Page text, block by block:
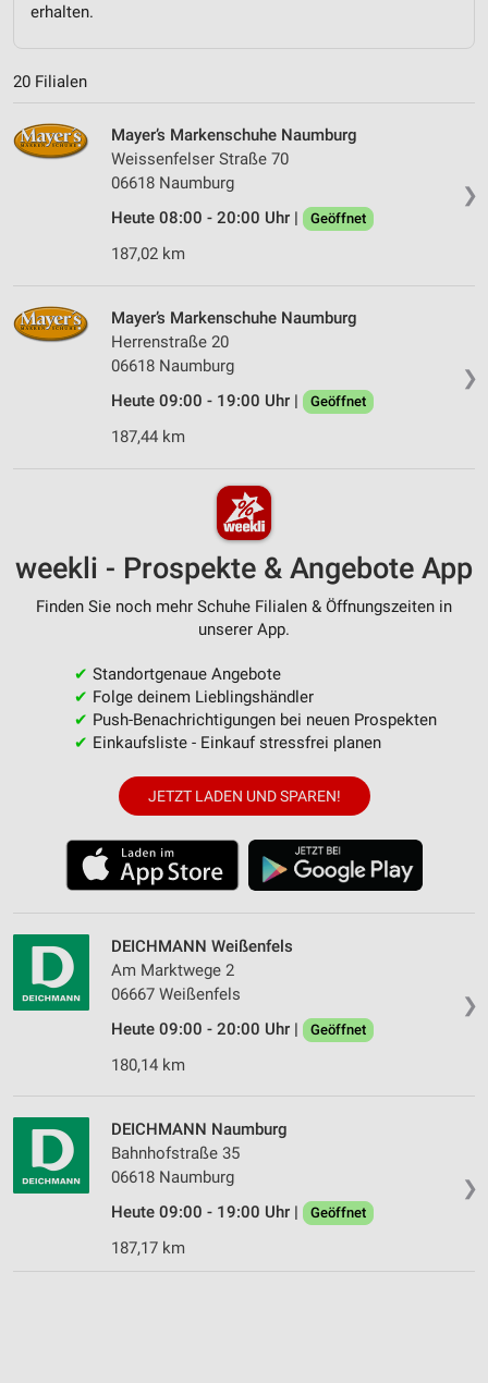
erhalten.
20 Filialen
❯
Mayer’s Markenschuhe Naumburg
Weissenfelser Straße 70
06618 Naumburg
Heute 08:00 - 20:00 Uhr |
Geöffnet
187,02 km
❯
Mayer’s Markenschuhe Naumburg
Herrenstraße 20
06618 Naumburg
Heute 09:00 - 19:00 Uhr |
Geöffnet
187,44 km
weekli - Prospekte & Angebote App
Finden Sie noch mehr Schuhe Filialen & Öffnungszeiten in
unserer App.
✔ Standortgenaue Angebote
✔ Folge deinem Lieblingshändler
✔ Push-Benachrichtigungen bei neuen Prospekten
✔ Einkaufsliste - Einkauf stressfrei planen
JETZT LADEN UND SPAREN!
❯
DEICHMANN Weißenfels
Am Marktwege 2
06667 Weißenfels
Heute 09:00 - 20:00 Uhr |
Geöffnet
180,14 km
❯
DEICHMANN Naumburg
Bahnhofstraße 35
06618 Naumburg
Heute 09:00 - 19:00 Uhr |
Geöffnet
187,17 km